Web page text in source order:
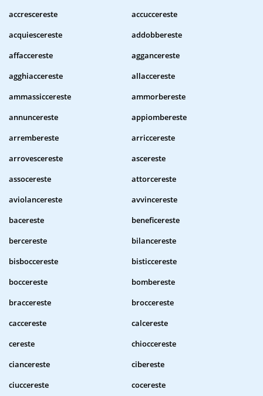
accrescereste
accuccereste
acquiescereste
addobbereste
affaccereste
aggancereste
agghiaccereste
allaccereste
ammassiccereste
ammorbereste
annuncereste
appiombereste
arrembereste
arriccereste
arrovescereste
ascereste
assocereste
attorcereste
aviolancereste
avvincereste
bacereste
beneficereste
bercereste
bilancereste
bisboccereste
bisticcereste
boccereste
bombereste
braccereste
broccereste
caccereste
calcereste
cereste
chioccereste
ciancereste
cibereste
ciuccereste
cocereste